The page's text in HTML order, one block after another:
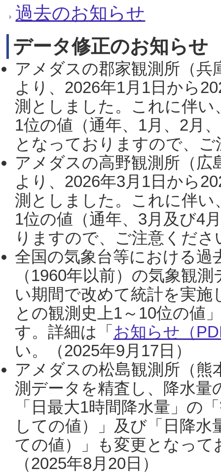
過去のお知らせ
データ修正のお知らせ
アメダスの郡家観測所（
より、2026年1月1日から
測としました。これに伴い
1位の値（通年、1月、2月
となっておりますので、
アメダスの高野観測所（
より、2026年3月1日から
測としました。これに伴い
1位の値（通年、3月及び4
りますので、ご注意くだ
全国の気象台等における過
（1960年以前）の気象観
い期間で改めて統計を実
との観測史上1～10位の値
す。詳細は「 お知らせ（
い。（2025年9月17日）
アメダスの松島観測所（熊
測データを精査し、降水
「日最大1時間降水量」の
しての値）」及び「日降
ての値）」も変更となっ
（2025年8月20日）